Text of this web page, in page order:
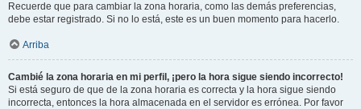
Recuerde que para cambiar la zona horaria, como las demás preferencias,
debe estar registrado. Si no lo está, este es un buen momento para hacerlo.
Arriba
Cambié la zona horaria en mi perfil, ¡pero la hora sigue siendo incorrecto!
Si está seguro de que de la zona horaria es correcta y la hora sigue siendo
incorrecta, entonces la hora almacenada en el servidor es errónea. Por favor